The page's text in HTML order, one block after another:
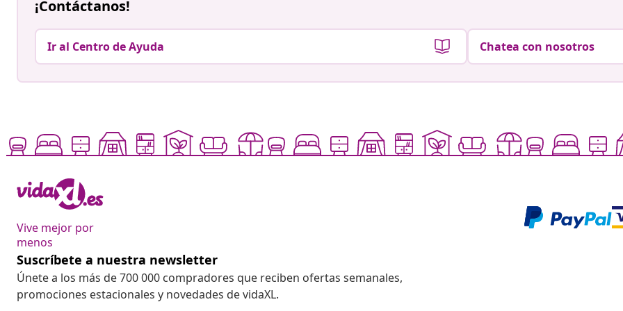
¡Contáctanos!
Ir al Centro de Ayuda Chatea con nosotros
Vive mejor por
menos
Suscríbete a nuestra newsletter
Únete a los más de 700 000 compradores que reciben ofertas semanales,
promociones estacionales y novedades de vidaXL.